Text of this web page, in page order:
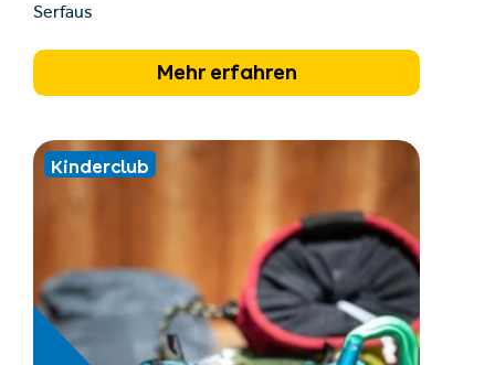
Serfaus
Mehr erfahren
Kinderclub